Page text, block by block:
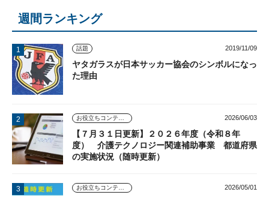
週間ランキング
話題 2019/11/09
ヤタガラスが日本サッカー協会のシンボルになっ
た理由
お役立ちコンテンツ 2026/06/03
【７月３１日更新】２０２６年度（令和８年
度） 介護テクノロジー関連補助事業 都道府県
の実施状況（随時更新）
お役立ちコンテンツ 2026/05/01